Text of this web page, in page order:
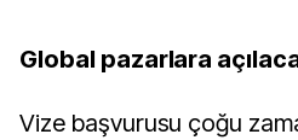
Global pazarlara
Vize başvurusu çoğu